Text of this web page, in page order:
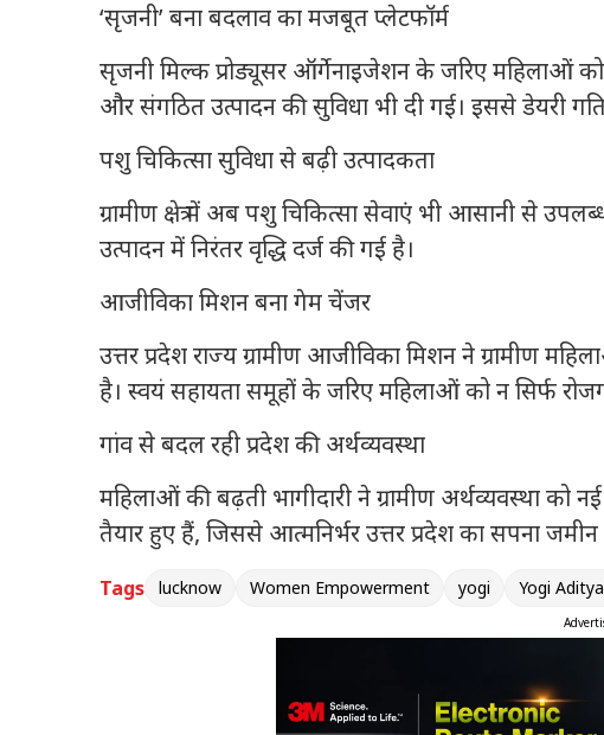
‘सृजनी’ बना बदलाव का मजबूत प्लेटफॉर्म
सृजनी मिल्क प्रोड्यूसर ऑर्गेनाइजेशन के जरिए महिलाओं को
और संगठित उत्पादन की सुविधा भी दी गई। इससे डेयरी
पशु चिकित्सा सुविधा से बढ़ी उत्पादकता
ग्रामीण क्षेत्र में अब पशु चिकित्सा सेवाएं भी आसानी से
उत्पादन में निरंतर वृद्धि दर्ज की गई है।
आजीविका मिशन बना गेम चेंजर
उत्तर प्रदेश राज्य ग्रामीण आजीविका मिशन ने ग्रामीण
है। स्वयं सहायता समूहों के जरिए महिलाओं को न सिर्फ
गांव से बदल रही प्रदेश की अर्थव्यवस्था
महिलाओं की बढ़ती भागीदारी ने ग्रामीण अर्थव्यवस्था
तैयार हुए हैं, जिससे आत्मनिर्भर उत्तर प्रदेश का सपना
Tags lucknow Women Empowerment yogi Yogi